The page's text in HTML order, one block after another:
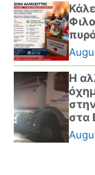
Η
στα